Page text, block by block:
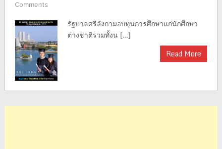
Comments
รัฐบาลศรีลังกามอบทุนการศึกษาแก่นักศึกษา
ต่างชาติรวมทั้งน […]
Read More